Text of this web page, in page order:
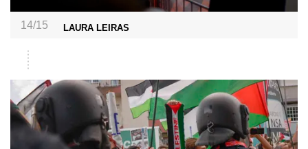
14/15 LAURA LEIRAS